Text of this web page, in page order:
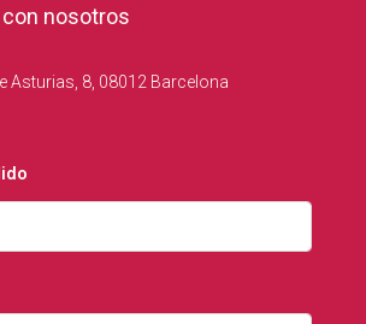
nosotros
Asturias, 8, 08012 Barcelona